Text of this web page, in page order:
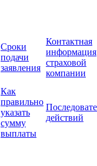
Сроки
подачи
заявления
Контактная
информация
страховой
компании
Как
правильно
указать
сумму
выплаты
действий